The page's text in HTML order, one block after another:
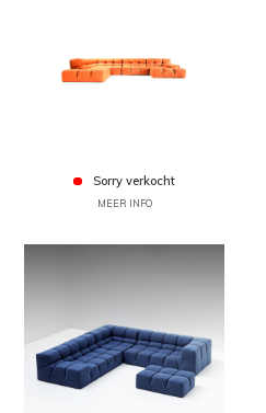
Sorry verkocht
MEER INFO